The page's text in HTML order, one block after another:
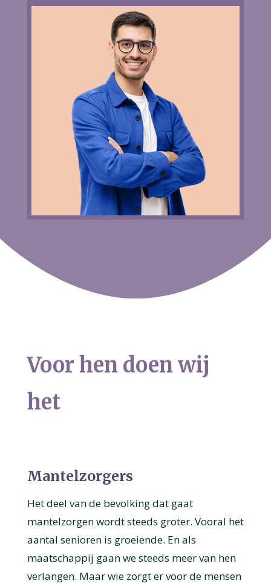
Voor hen doen wij
het
Mantelzorgers
Het deel van de bevolking dat gaat
mantelzorgen wordt steeds groter. Vooral het
aantal senioren is groeiende. En als
maatschappij gaan we steeds meer van hen
verlangen. Maar wie zorgt er voor de mensen